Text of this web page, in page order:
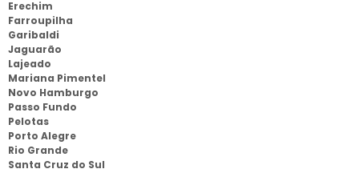
Erechim
Farroupilha
Garibaldi
Jaguarão
Lajeado
Mariana Pimentel
Novo Hamburgo
Passo Fundo
Pelotas
Porto Alegre
Rio Grande
Santa Cruz do Sul